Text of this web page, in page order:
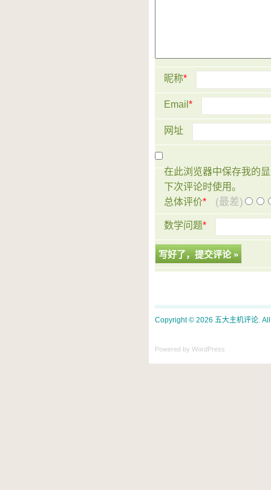
昵称*
Email *
网址
在此浏览器中保存我的
下次评论时使用。
总体评价* (最差)
数学问题*
Copyright © 2026 五大主机评论.
Powered by WordPress